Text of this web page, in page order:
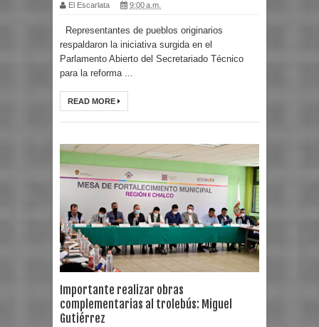
El Escarlata 9:00 a.m.
Representantes de pueblos originarios
respaldaron la iniciativa surgida en el
Parlamento Abierto del Secretariado Técnico
para la reforma ...
READ MORE
Importante realizar obras
complementarias al trolebús: Miguel
Gutiérrez